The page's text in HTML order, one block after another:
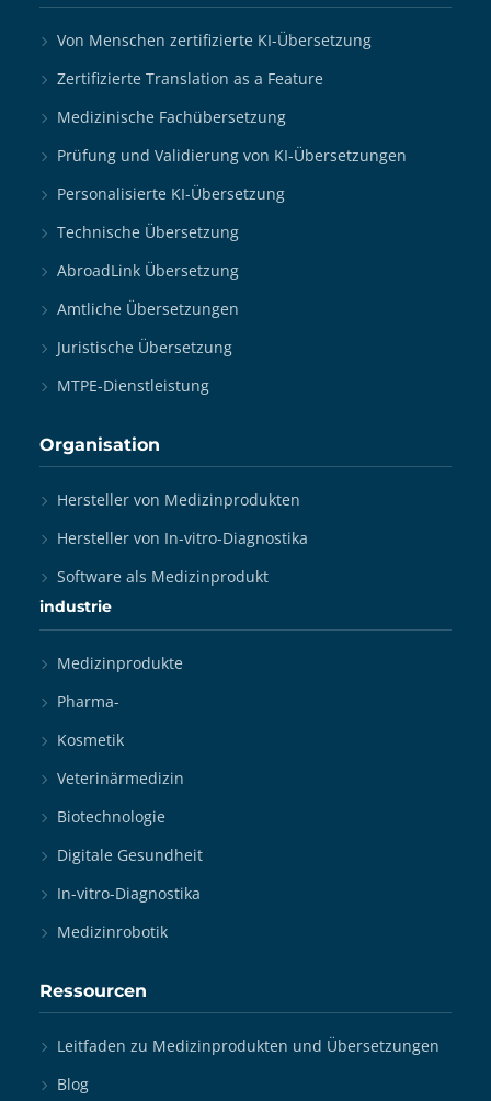
Von Menschen zertifizierte KI-Übersetzung
Zertifizierte Translation as a Feature
Medizinische Fachübersetzung
Prüfung und Validierung von KI-Übersetzungen
Personalisierte KI-Übersetzung
Technische Übersetzung
AbroadLink Übersetzung
Amtliche Übersetzungen
Juristische Übersetzung
MTPE-Dienstleistung
Organisation
Hersteller von Medizinprodukten
Hersteller von In-vitro-Diagnostika
Software als Medizinprodukt
industrie
Medizinprodukte
Pharma-
Kosmetik
Veterinärmedizin
Biotechnologie
Digitale Gesundheit
In-vitro-Diagnostika
Medizinrobotik
Ressourcen
Leitfaden zu Medizinprodukten und Übersetzungen
Blog